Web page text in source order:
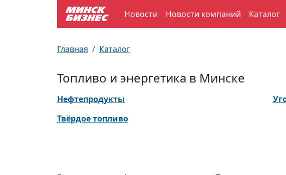
Новости Новости компаний Каталог
Главная Каталог
Топливо и энергетика в Минске
Нефтепродукты
Твёрдое топливо
Улицы Минска
Пробки на дорогах